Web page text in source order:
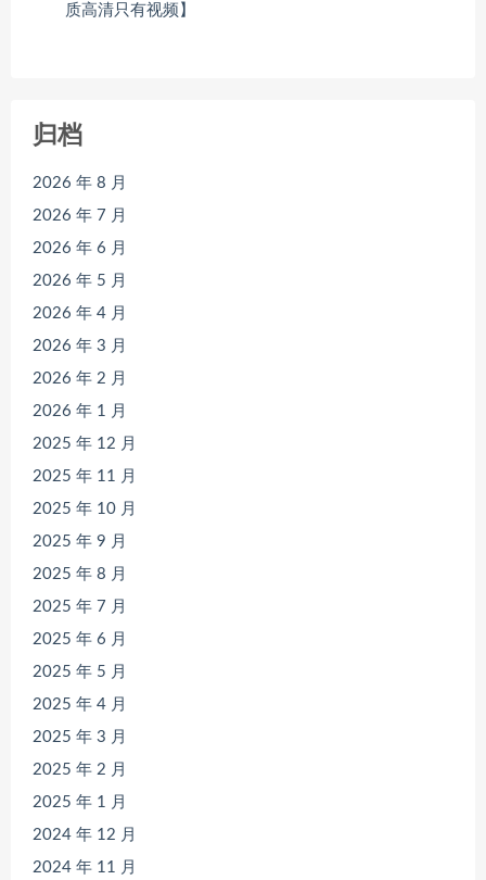
质高清只有视频】
归档
2026 年 8 月
2026 年 7 月
2026 年 6 月
2026 年 5 月
2026 年 4 月
2026 年 3 月
2026 年 2 月
2026 年 1 月
2025 年 12 月
2025 年 11 月
2025 年 10 月
2025 年 9 月
2025 年 8 月
2025 年 7 月
2025 年 6 月
2025 年 5 月
2025 年 4 月
2025 年 3 月
2025 年 2 月
2025 年 1 月
2024 年 12 月
2024 年 11 月